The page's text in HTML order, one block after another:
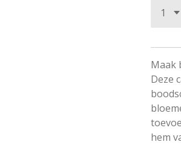
Maak
Deze
hem